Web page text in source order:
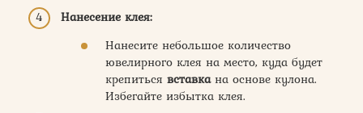
Нанесение клея:
Нанесите небольшое количество
ювелирного клея на место, куда будет
крепиться вставкана основе кулона.
Избегайте избытка клея.